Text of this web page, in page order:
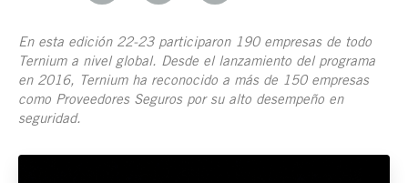
En esta edición 22-23 participaron 190 empresas de todo
Ternium a nivel global. Desde el lanzamiento del programa
en 2016, Ternium ha reconocido a más de 150 empresas
como Proveedores Seguros por su alto desempeño en
seguridad.